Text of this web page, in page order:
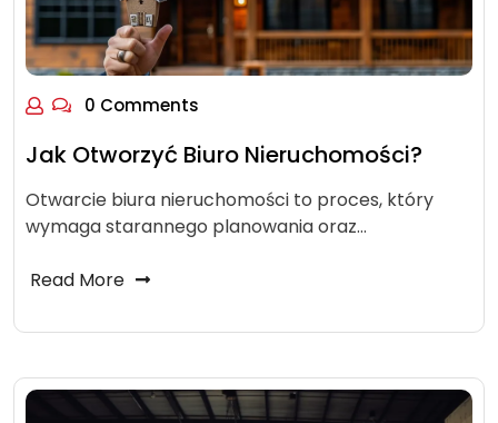
0 Comments
Jak Otworzyć Biuro Nieruchomości?
Otwarcie biura nieruchomości to proces, który
wymaga starannego planowania oraz…
Read More